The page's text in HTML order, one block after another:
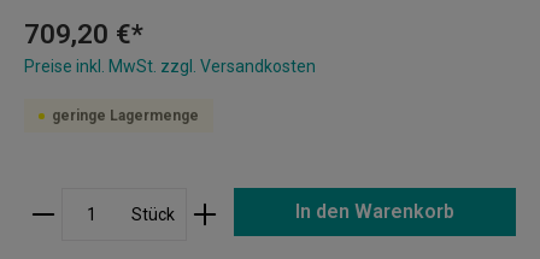
709,20 €*
Preise inkl. MwSt. zzgl. Versandkosten
geringe Lagermenge
Stück In den Warenkorb